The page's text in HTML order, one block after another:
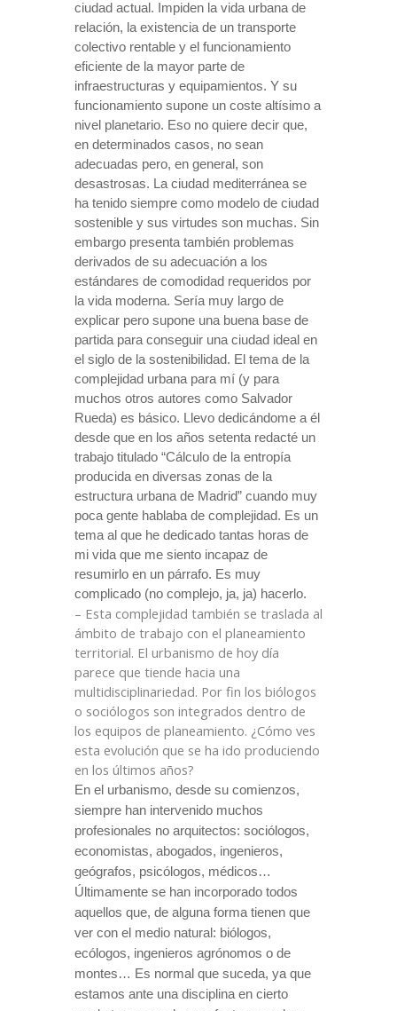
ciudad actual. Impiden la vida urbana de
relación, la existencia de un transporte
colectivo rentable y el funcionamiento
eficiente de la mayor parte de
infraestructuras y equipamientos. Y su
funcionamiento supone un coste altísimo a
nivel planetario. Eso no quiere decir que,
en determinados casos, no sean
adecuadas pero, en general, son
desastrosas. La ciudad mediterránea se
ha tenido siempre como modelo de ciudad
sostenible y sus virtudes son muchas. Sin
embargo presenta también problemas
derivados de su adecuación a los
estándares de comodidad requeridos por
la vida moderna. Sería muy largo de
explicar pero supone una buena base de
partida para conseguir una ciudad ideal en
el siglo de la sostenibilidad. El tema de la
complejidad urbana para mí (y para
muchos otros autores como Salvador
Rueda) es básico. Llevo dedicándome a él
desde que en los años setenta redacté un
trabajo titulado “Cálculo de la entropía
producida en diversas zonas de la
estructura urbana de Madrid” cuando muy
poca gente hablaba de complejidad. Es un
tema al que he dedicado tantas horas de
mi vida que me siento incapaz de
resumirlo en un párrafo. Es muy
complicado (no complejo, ja, ja) hacerlo.
– Esta complejidad también se traslada al
ámbito de trabajo con el planeamiento
territorial. El urbanismo de hoy día
parece que tiende hacia una
multidisciplinariedad. Por fin los biólogos
o sociólogos son integrados dentro de
los equipos de planeamiento. ¿Cómo ves
esta evolución que se ha ido produciendo
en los últimos años?
En el urbanismo, desde su comienzos,
siempre han intervenido muchos
profesionales no arquitectos: sociólogos,
economistas, abogados, ingenieros,
geógrafos, psicólogos, médicos…
Últimamente se han incorporado todos
aquellos que, de alguna forma tienen que
ver con el medio natural: biólogos,
ecólogos, ingenieros agrónomos o de
montes… Es normal que suceda, ya que
estamos ante una disciplina en cierto